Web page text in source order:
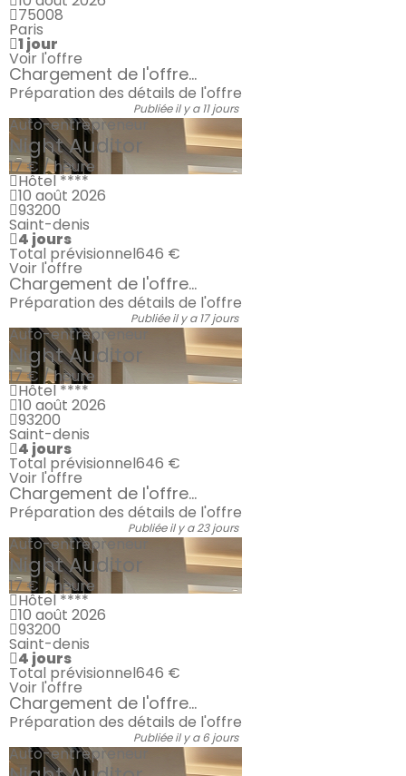
75008
Paris
1 jour
Voir l'offre
Chargement de l'offre...
Préparation des détails de l'offre
Publiée il y a 11 jours
Auto-entrepreneur
Night Auditor
17 € / heure
Hôtel ****
10 août 2026
93200
Saint-denis
4 jours
Total prévisionnel646 €
Voir l'offre
Chargement de l'offre...
Préparation des détails de l'offre
Publiée il y a 17 jours
Auto-entrepreneur
Night Auditor
17 € / heure
Hôtel ****
10 août 2026
93200
Saint-denis
4 jours
Total prévisionnel646 €
Voir l'offre
Chargement de l'offre...
Préparation des détails de l'offre
Publiée il y a 23 jours
Auto-entrepreneur
Night Auditor
17 € / heure
Hôtel ****
10 août 2026
93200
Saint-denis
4 jours
Total prévisionnel646 €
Voir l'offre
Chargement de l'offre...
Préparation des détails de l'offre
Publiée il y a 6 jours
Auto-entrepreneur